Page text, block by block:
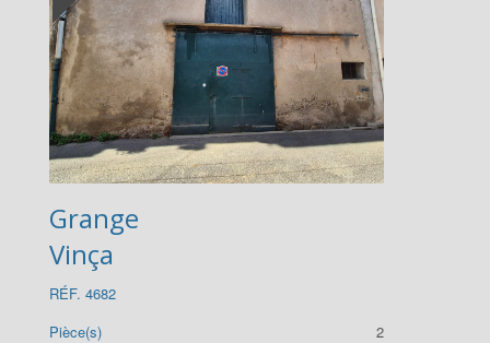
Grange
Vinça
RÉF. 4682
Pièce(s)
2